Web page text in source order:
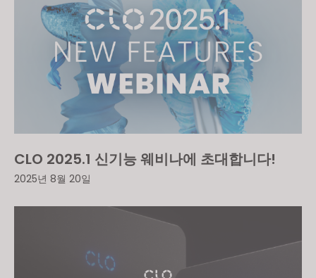
CLO 2025.1 신기능 웨비나에 초대합니다!
2025년 8월 20일